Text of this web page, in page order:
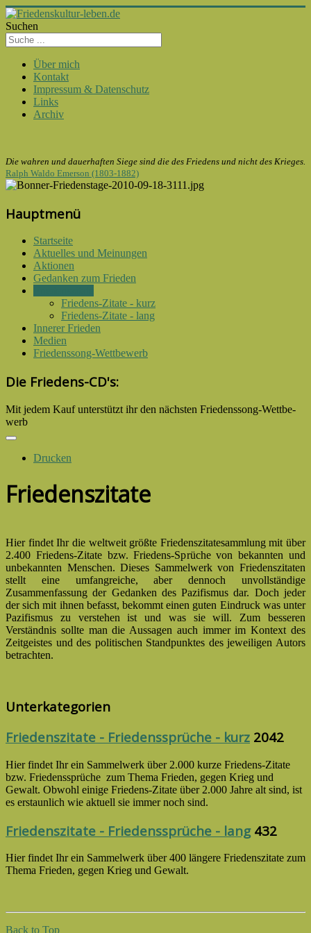
Suchen
Über mich
Kontakt
Impressum & Datenschutz
Links
Archiv
Die wahren und dauerhaften Siege sind die des Friedens und nicht des Krieges.
Ralph Waldo Emerson (1803-1882)
Hauptmenü
Startseite
Aktuelles und Meinungen
Aktionen
Gedanken zum Frieden
Friedens-Zitate - kurz
Friedens-Zitate - lang
Innerer Frieden
Medien
Friedenssong-Wettbewerb
Die Friedens-CD's:
Mit jedem Kauf unter­stützt ihr den nächsten Friedens­song-­Wettbe­
werb
Drucken
Friedenszitate
Hier findet Ihr die weltweit größte Friedenszitatesammlung mit über
2.400 Friedens-Zitate bzw. Friedens-Sprüche von bekannten und
unbekannten Menschen. Dieses Sammelwerk von Friedenszitaten
stellt eine umfangreiche, aber dennoch unvollständige
Zusammenfassung der Gedanken des Pazifismus dar. Doch jeder
der sich mit ihnen befasst, bekommt einen guten Eindruck was unter
Pazifismus zu verstehen ist und was sie will. Zum besseren
Verständnis sollte man die Aussagen auch immer im Kontext des
Zeitgeistes und des politischen Standpunktes des jeweiligen Autors
betrachten.
Unterkategorien
Friedenszitate - Friedenssprüche - kurz 2042
Hier findet Ihr ein Sammelwerk über 2.000 kurze Friedens-Zitate
bzw. Friedenssprüche zum Thema Frieden, gegen Krieg und
Gewalt. Obwohl einige Friedens-Zitate über 2.000 Jahre alt sind, ist
es erstaunlich wie aktuell sie immer noch sind.
Friedenszitate - Friedenssprüche - lang 432
Hier findet Ihr ein Sammelwerk über 400 längere Friedenszitate zum
Thema Frieden, gegen Krieg und Gewalt.
Back to Top